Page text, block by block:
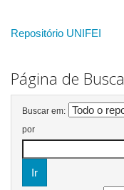
Repositório UNIFEI
Página de Busca
Buscar em:
por